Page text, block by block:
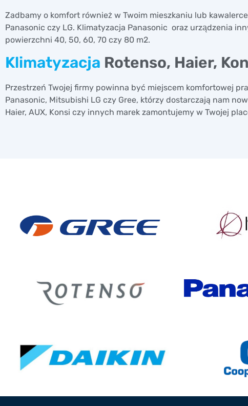
Zadbamy o komfort również w Twoim mieszkaniu lub
Panasonic czy LG. Klimatyzacja Panasonic oraz urządzenia
powierzchni 40, 50, 60, 70 czy 80 m2.
Klimatyzacja Rotenso, Haier,
Przestrzeń Twojej firmy powinna być miejscem komfortowej
Panasonic, Mitsubishi LG czy Gree, którzy dostarczają nam
Haier, AUX, Konsi czy innych marek zamontujemy w Twojej